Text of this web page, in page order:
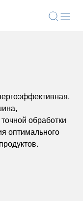
обработки
оптимального